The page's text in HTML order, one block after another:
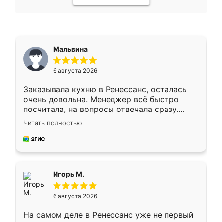
Мальвина
6 августа 2026
Заказывала кухню в Ренессанс, осталась
очень довольна. Менеджер всё быстро
посчитала, на вопросы отвечала сразу.
Замерщик приехал в субботу, подошёл к
делу со всей ответственностью. Собрали
за день, ребята работали аккуратно, даже
Читать полностью
Игорь М.
6 августа 2026
На самом деле в Ренессанс уже не первый